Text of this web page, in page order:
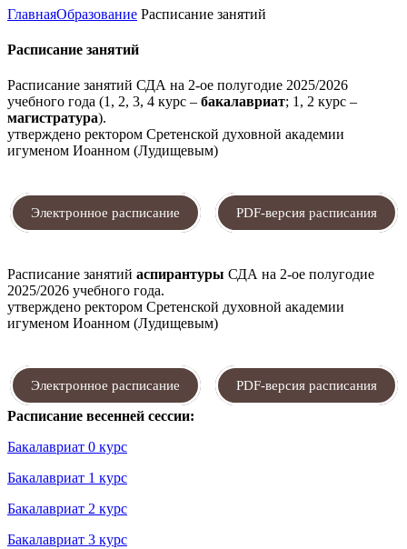
ГлавнаяОбразование Расписание занятий
Расписание занятий
Расписание занятий СДА на 2-ое полугодие 2025/2026
учебного года (1, 2, 3, 4 курс – бакалавриат; 1, 2 курс –
магистратура).
утверждено ректором Сретенской духовной академии
игуменом Иоанном (Лудищевым)
Электронное расписание PDF-версия расписания
Расписание занятий аспирантуры СДА на 2-ое полугодие
2025/2026 учебного года.
утверждено ректором Сретенской духовной академии
игуменом Иоанном (Лудищевым)
Электронное расписание PDF-версия расписания
Расписание весенней сессии:
Бакалавриат 0 курс
Бакалавриат 1 курс
Бакалавриат 2 курс
Бакалавриат 3 курс